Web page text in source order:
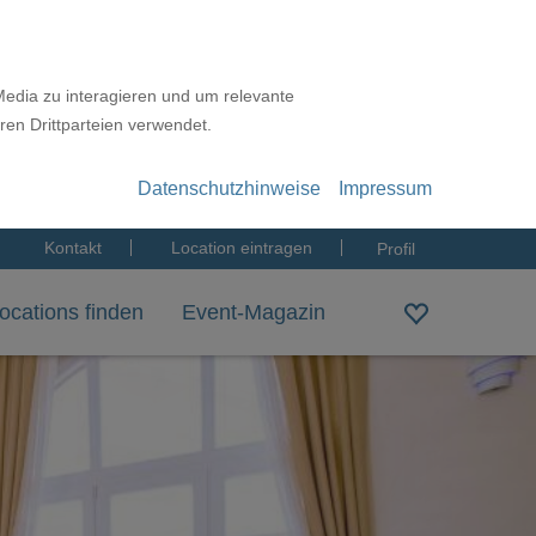
zu interagieren und um relevante
Drittparteien verwendet.
Datenschutzhinweise Impressum
Kontakt Location eintragen Profil
finden Event-Magazin